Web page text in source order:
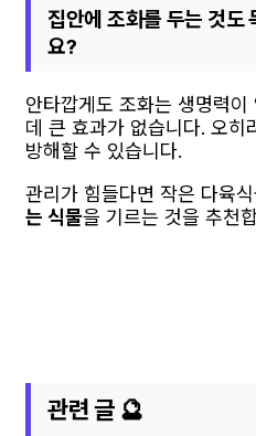
집안에 조화를 두는 것도
요?
안타깝게도 조화는 생명력
데 큰 효과가 없습니다. 오히
방해할 수 있습니다.
관리가 힘들다면 작은 다육
는 식물을 기르는 것을 추천
관련 글 🔮